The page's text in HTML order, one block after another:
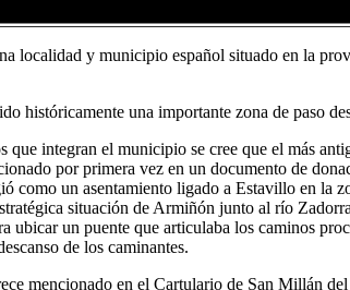
localidad y municipio español situado en la
históricamente una importante zona de paso
que integran el municipio se cree que el más
por primera vez en un documento de
como un asentamiento ligado a Estavillo en la
situación de Armiñón junto al río
ubicar un puente que articulaba los caminos
de los caminantes.
mencionado en el Cartulario de San Millán